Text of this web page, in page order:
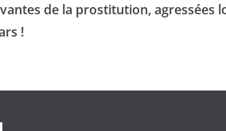
de la prostitution, agressées
!